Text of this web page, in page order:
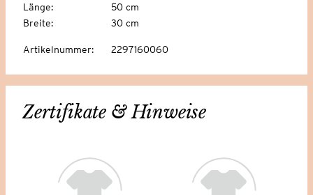
Länge:
50 cm
Breite: 30 cm
Artikelnummer: 2297160060
Zertifikate & Hinweise